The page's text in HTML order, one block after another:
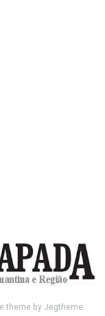
theme by Jegtheme.